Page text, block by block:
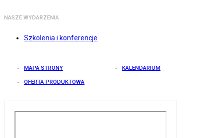
NASZE WYDARZENIA
Szkolenia i konferencje
MAPA STRONY KALENDARIUM
OFERTA PRODUKTOWA